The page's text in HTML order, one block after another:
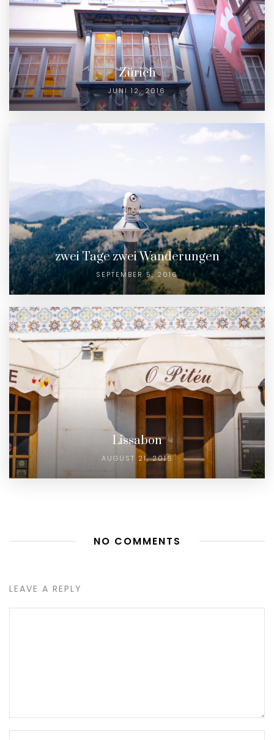
Zürich
JUNI 12, 2016
zwei Tage zwei Wanderungen
SEPTEMBER 5, 2016
Lissabon
AUGUST 21, 2016
NO COMMENTS
LEAVE A REPLY